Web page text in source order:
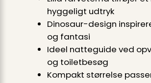
hyggeligt udtryk
Dinosaur-design
og fantasi
Ideel natteguide ved
og toiletbesøg
Kompakt størrelse